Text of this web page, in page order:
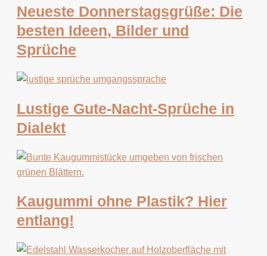
Neueste Donnerstagsgrüße: Die
besten Ideen, Bilder und
Sprüche
Lustige Gute-Nacht-Sprüche in
Dialekt
Kaugummi ohne Plastik? Hier
entlang!